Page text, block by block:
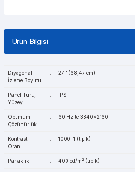
Ürün Bilgisi
Diyagonal
İzleme Boyutu
: 27'' (68,47 cm)
Panel Türü,
Yüzey
: IPS
Optimum
Çözünürlük
: 60 Hz'te 3840x2160
Kontrast
Oranı
: 1000: 1 (tipik)
Parlaklık : 400 cd/m² (tipik)